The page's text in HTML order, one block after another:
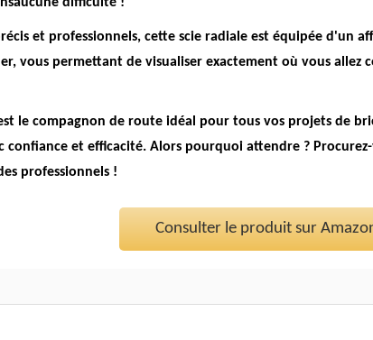
et professionnels, cette scie radiale est équipée d'un
vous permettant de visualiser exactement où vous allez
est le compagnon de route idéal pour tous vos projets de
confiance et efficacité. Alors pourquoi attendre ?
professionnels !
Consulter le produit sur